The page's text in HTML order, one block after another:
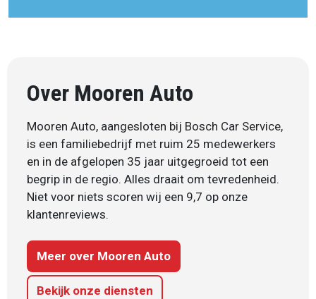
Over Mooren Auto
Mooren Auto, aangesloten bij Bosch Car Service,
is een familiebedrijf met ruim 25 medewerkers
en in de afgelopen 35 jaar uitgegroeid tot een
begrip in de regio. Alles draait om tevredenheid.
Niet voor niets scoren wij een 9,7 op onze
klantenreviews.
Meer over Mooren Auto
Bekijk onze diensten